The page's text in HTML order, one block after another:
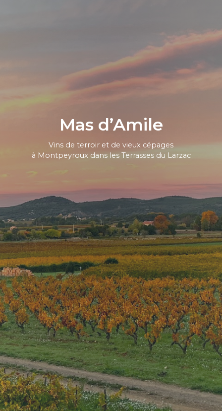
Mas d’Amile
Vins de terroir et de vieux cépages
à Montpeyroux dans les Terrasses du Larzac